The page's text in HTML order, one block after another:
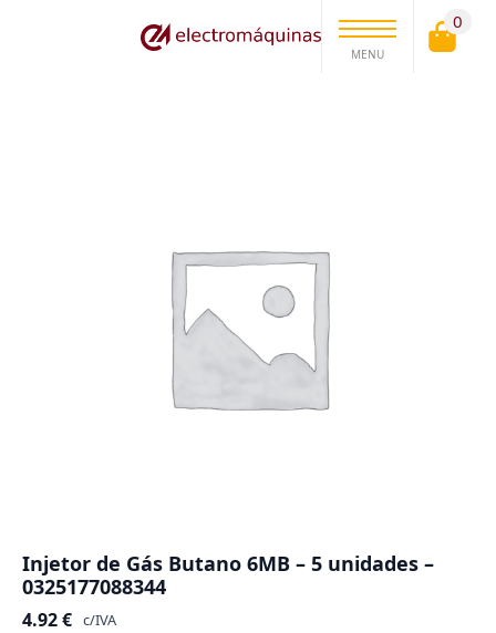
MENU
0
Injetor de Gás Butano 6MB – 5 unidades –
0325177088344
4.92€ c/IVA